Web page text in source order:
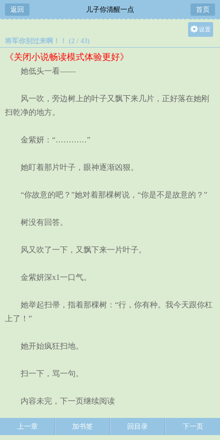
返回 儿子你清醒一点 首页
设置
将军你别过来啊！！ (2 / 43)
《关闭小说畅读模式体验更好》
她低头一看——
风一吹，旁边树上的叶子又飘下来几片，正好落在她刚
扫乾净的地方。
金紫妍：“…………”
她盯着那片叶子，眼神逐渐凶狠。
“你故意的吧？”她对着那棵树说，“你是不是故意的？”
树没有回答。
风又吹了一下，又飘下来一片叶子。
金紫妍深x1一口气。
她举起扫帚，指着那棵树：“行，你有种。我今天跟你杠
上了！”
她开始疯狂扫地。
扫一下，骂一句。
内容未完，下一页继续阅读
上一章 加书签 回目录 下一页